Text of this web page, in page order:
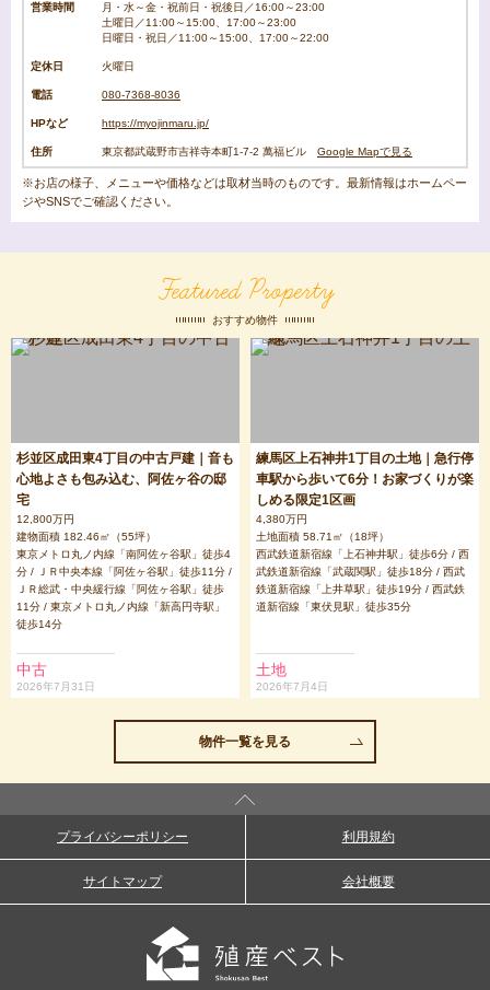
営業時間
月・水～金・祝前日・祝後日／16:00～23:00
土曜日／11:00～15:00、17:00～23:00
日曜日・祝日／11:00～15:00、17:00～22:00
定休日 火曜日
電話 080-7368-8036
HPなど https://myojinmaru.jp/
住所 東京都武蔵野市吉祥寺本町1-7-2 萬福ビル Google Mapで見る
※お店の様子、メニューや価格などは取材当時のものです。最新情報はホームペー
ジやSNSでご確認ください。
Featured Property
おすすめ物件
杉並区成田東4丁目の中古戸建｜音も
心地よさも包み込む、阿佐ヶ谷の邸
宅
12,800万円
建物面積 182.46㎡（55坪）
東京メトロ丸ノ内線「南阿佐ヶ谷駅」徒歩4
分 / ＪＲ中央本線「阿佐ヶ谷駅」徒歩11分 /
ＪＲ総武・中央緩行線「阿佐ヶ谷駅」徒歩
11分 / 東京メトロ丸ノ内線「新高円寺駅」
徒歩14分
中古
2026年7月31日
練馬区上石神井1丁目の土地｜急行停
車駅から歩いて6分！お家づくりが楽
しめる限定1区画
4,380万円
土地面積 58.71㎡（18坪）
西武鉄道新宿線「上石神井駅」徒歩6分 / 西
武鉄道新宿線「武蔵関駅」徒歩18分 / 西武
鉄道新宿線「上井草駅」徒歩19分 / 西武鉄
道新宿線「東伏見駅」徒歩35分
土地
2026年7月4日
物件一覧を見る
プライバシーポリシー 利用規約
サイトマップ 会社概要